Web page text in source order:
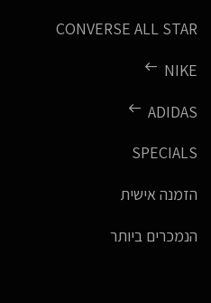
CONVERSE ALL STAR
NIKE
ADIDAS
SPECIALS
הזמנה אישית
הנמכרים ביותר